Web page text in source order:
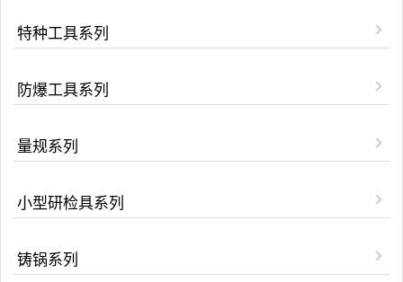
特种工具系列
防爆工具系列
量规系列
小型研检具系列
铸锅系列